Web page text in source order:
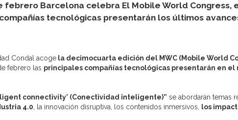
febrero Barcelona celebra El Mobile World
tecnológicas presentarán los últimos
Condal acoge la decimocuarta edición del MWC (Mobile World
febrero las principales compañías tecnológicas presentarán en
connectivity’ (Conectividad inteligente)” se abordarán temas
4.0 , la innovación disruptiva, los contenidos inmersivos, los